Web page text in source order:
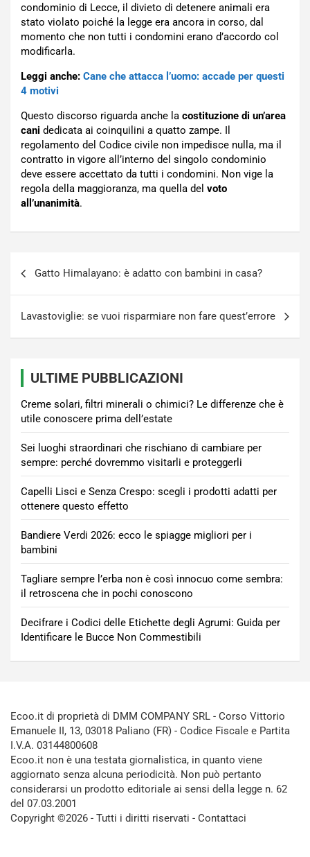
condominio di Lecce, il divieto di detenere animali era
stato violato poiché la legge era ancora in corso, dal
momento che non tutti i condomini erano d’accordo col
modificarla.
Leggi anche: Cane che attacca l’uomo: accade per questi
4 motivi
Questo discorso riguarda anche la costituzione di un’area
cani dedicata ai coinquilini a quatto zampe. Il
regolamento del Codice civile non impedisce nulla, ma il
contratto in vigore all’interno del singolo condominio
deve essere accettato da tutti i condomini. Non vige la
regola della maggioranza, ma quella del voto
all’unanimità.
Gatto Himalayano: è adatto con bambini in casa?
Lavastoviglie: se vuoi risparmiare non fare quest’errore
ULTIME PUBBLICAZIONI
Creme solari, filtri minerali o chimici? Le differenze che è
utile conoscere prima dell’estate
Sei luoghi straordinari che rischiano di cambiare per
sempre: perché dovremmo visitarli e proteggerli
Capelli Lisci e Senza Crespo: scegli i prodotti adatti per
ottenere questo effetto
Bandiere Verdi 2026: ecco le spiagge migliori per i
bambini
Tagliare sempre l’erba non è così innocuo come sembra:
il retroscena che in pochi conoscono
Decifrare i Codici delle Etichette degli Agrumi: Guida per
Identificare le Bucce Non Commestibili
Ecoo.it di proprietà di DMM COMPANY SRL - Corso Vittorio
Emanuele II, 13, 03018 Paliano (FR) - Codice Fiscale e Partita
I.V.A. 03144800608
Ecoo.it non è una testata giornalistica, in quanto viene
aggiornato senza alcuna periodicità. Non può pertanto
considerarsi un prodotto editoriale ai sensi della legge n. 62
del 07.03.2001
Copyright ©2026 - Tutti i diritti riservati - Contattaci